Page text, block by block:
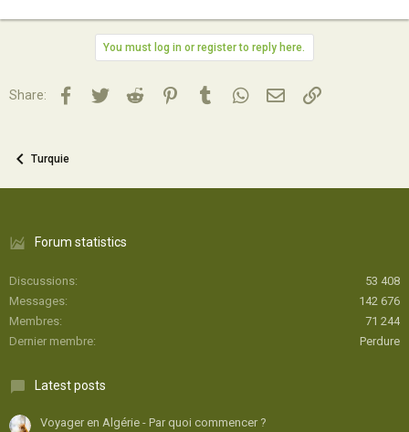
You must log in or register to reply here.
Share: Facebook
TwitterReddit PinterestTumblrWhatsApp
Email Lien
Turquie
Forum statistics
Discussions
53 408
Messages
142 676
Membres
71 244
Dernier membre
Perdure
Latest posts
Voyager en Algérie - Par quoi commencer ?